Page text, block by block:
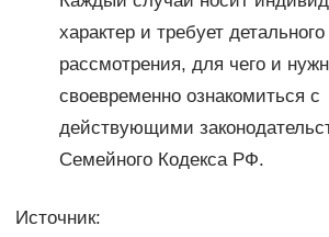
характер и требует детального
рассмотрения, для чего и
своевременно ознакомиться с
действующими
Семейного Кодекса РФ.
Источник: